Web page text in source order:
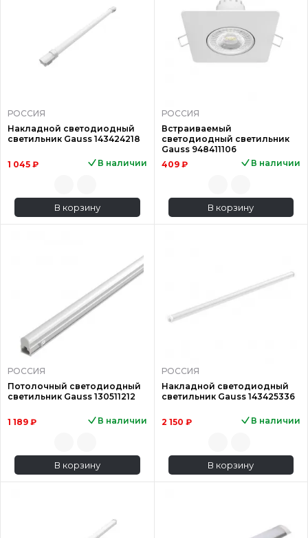
РОССИЯ
Накладной светодиодный
светильник Gauss 143424218
1 045 ₽ В наличии
В корзину
РОССИЯ
Встраиваемый
светодиодный светильник
Gauss 948411106
409 ₽
В наличии
В корзину
РОССИЯ
Потолочный светодиодный
светильник Gauss 130511212
1 189 ₽ В наличии
В корзину
РОССИЯ
Накладной светодиодный
светильник Gauss 143425336
2 150 ₽ В наличии
В корзину